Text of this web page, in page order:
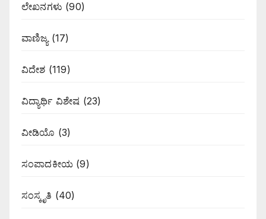
ಲೇಖನಗಳು (90)
ವಾಣಿಜ್ಯ(17)
ವಿದೇಶ (119)
ವಿದ್ಯಾರ್ಥಿ ವಿಶೇಷ (23)
ವೀಡಿಯೊ (3)
ಸಂಪಾದಕೀಯ (9)
ಸಂಸ್ಕೃತಿ (40)